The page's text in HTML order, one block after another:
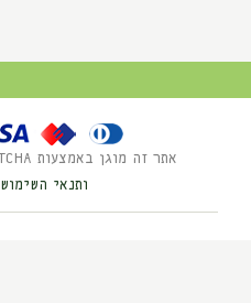
אתר זה מוגן באמצעות reCAPTCHA,
ותנאי השימוש